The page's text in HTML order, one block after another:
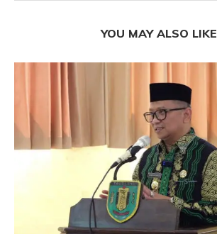
YOU MAY ALSO LIKE